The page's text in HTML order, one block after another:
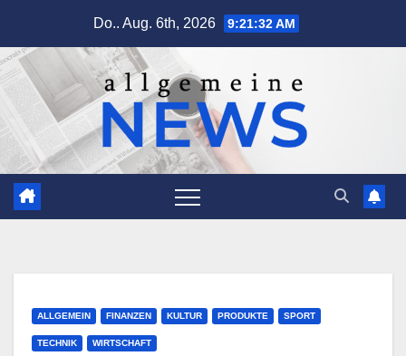
springen
Do.. Aug. 6th, 2026 9:21:33 AM
ALLGEMEIN FINANZEN KULTUR PRODUKTE SPORT
TECHNIK WIRTSCHAFT